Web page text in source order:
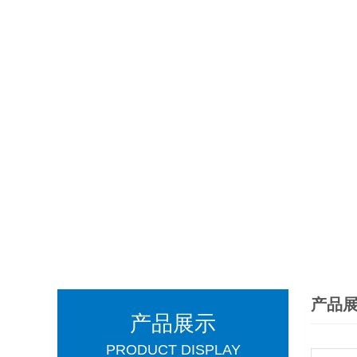
产品展示
PRODUCT DISPLAY
产品